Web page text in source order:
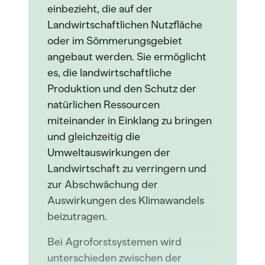
einbezieht, die auf der
Landwirtschaftlichen Nutzfläche
oder im Sömmerungsgebiet
angebaut werden. Sie ermöglicht
es, die landwirtschaftliche
Produktion und den Schutz der
natürlichen Ressourcen
miteinander in Einklang zu bringen
und gleichzeitig die
Umweltauswirkungen der
Landwirtschaft zu verringern und
zur Abschwächung der
Auswirkungen des Klimawandels
beizutragen.
Bei Agroforstsystemen wird
unterschieden zwischen der